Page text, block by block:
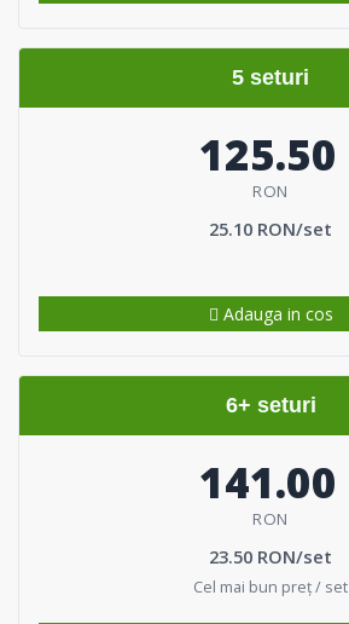
5 seturi
125.50
RON
25.10 RON/set
Adauga in cos
6+ seturi
141.00
RON
23.50 RON/set
Cel mai bun preț / set